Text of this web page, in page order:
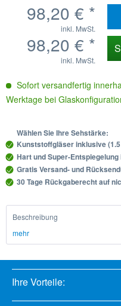
98,20 € *
inkl. MwSt.
98,20 € *
inkl. MwSt.
Sofort versandfertig
Werktage bei
Wählen Sie Ihre Sehstärke:
Kunststoffgläser inklusive
Hart und Super-
Gratis Versand- und
30 Tage Rückgaberecht auf
Beschreibung
mehr
Ihre Vorteile: